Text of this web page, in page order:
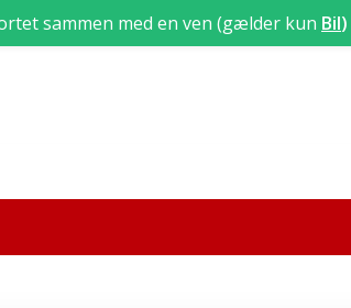
sammen med en ven (gælder kun Bil)